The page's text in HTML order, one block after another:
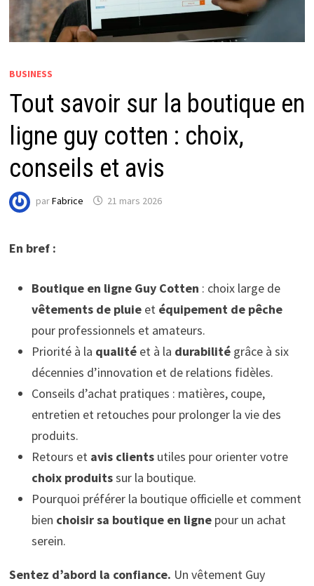
BUSINESS
Tout savoir sur la boutique en
ligne guy cotten : choix,
conseils et avis
parFabrice 21 mars 2026
En bref :
Boutique en ligne Guy Cotten : choix large de
vêtements de pluieet équipement de pêche
pour professionnels et amateurs.
Priorité à la qualitéet à la durabilitégrâce à six
décennies d’innovation et de relations fidèles.
Conseils d’achat pratiques : matières, coupe,
entretien et retouches pour prolonger la vie des
produits.
Retours et avis clientsutiles pour orienter votre
choix produitssur la boutique.
Pourquoi préférer la boutique officielle et comment
bien choisir sa boutique en lignepour un achat
serein.
Sentez d’abord la confiance. Un vêtement Guy